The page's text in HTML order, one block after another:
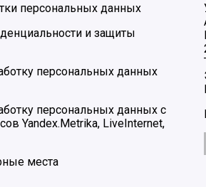
персональных данных
и защиты
персональных данных
персональных данных с
Yandex.Metrika, LiveInternet,
места